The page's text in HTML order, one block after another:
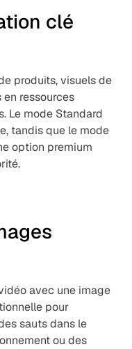
clé
produits, visuels de
ressources
Le mode Standard
tandis que le mode
option premium
avec une image
pour
sauts dans le
ou des